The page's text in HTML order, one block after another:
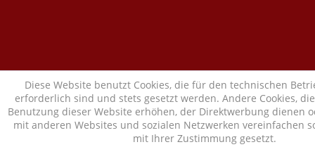
Diese Website benutzt Cookies, die für den technischen
erforderlich sind und stets gesetzt werden. Andere Cookies,
Benutzung dieser Website erhöhen, der Direktwerbung dienen
mit anderen Websites und sozialen Netzwerken vereinfachen
mit Ihrer Zustimmung gesetzt.